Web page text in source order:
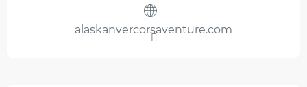
alaskanvercorsaventure.com